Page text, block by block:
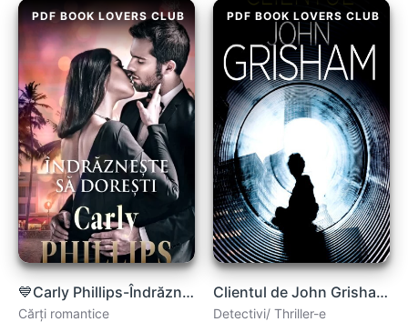
PDF BOOK LOVERS CLUB
💙Carly Phillips-Îndrăzneşte să doreşti .pdf
Cărți romantice
PDF BOOK LOVERS CLUB
Clientul de John Grisham .PDF
Detectivi/ Thriller-e